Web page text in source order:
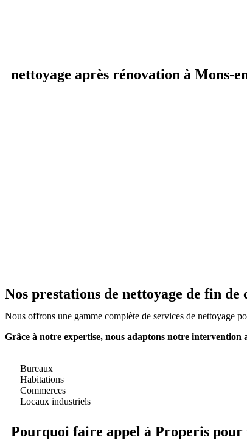
nettoyage après rénovation à Mons-
Nos prestations de nettoyage de fin
Nous offrons une gamme complète de services de nettoyage
Grâce à notre expertise, nous adaptons notre intervention
Bureaux
Habitations
Commerces
Locaux industriels
Pourquoi faire appel à Properis